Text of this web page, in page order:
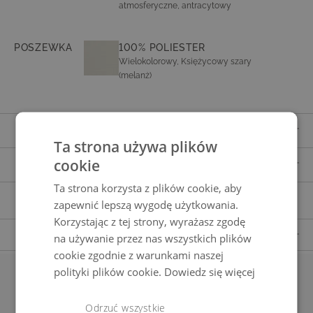
atmosferyczne, antracytowy
POSZEWKA 100% POLIESTER
Wielokolorowy, Księżycowy szary
(melanż)
8x krzesło
1x rama
POKROWIEC OCHRONNY
Ochrona przed brudem i intensywnym
promieniowaniem UV dostępna w sklepie
SZCZEGÓŁY I INFORMACJE O PRODUKCIE
Numer artykułu 802912822
Właściwości
odporny na warunki atmosferyczne, łatwy w
pielęgnacji
Materiał Aluminium, Tapicerka
Montaż
Szkło matowe, antracyt, grubość 5 mm
INSTRUKCJE BEZPIECZEŃSTWA
PYTANIA DOTYCZĄCE PRODUKTU
Mają Państwo pytania dotyczące produktu?
Prosimy o kontakt z naszym działem obsługi klienta.
Pasujące akcesoria
Ta strona używa plików
cookie
Ta strona korzysta z plików cookie, aby
zapewnić lepszą wygodę użytkowania.
Korzystając z tej strony, wyrażasz zgodę
na używanie przez nas wszystkich plików
cookie zgodnie z warunkami naszej
polityki plików cookie. Dowiedz się więcej
Odrzuć wszystkie